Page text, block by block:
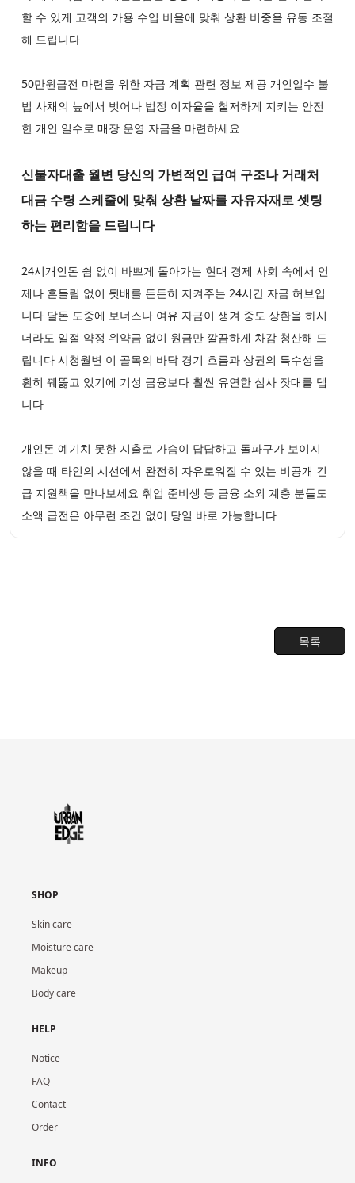
할 수 있게 고객의 가용 수입 비율에 맞춰 상환 비중을 유동 조절
해 드립니다
50만원급전 마련을 위한 자금 계획 관련 정보 제공 개인일수 불
법 사채의 늪에서 벗어나 법정 이자율을 철저하게 지키는 안전
한 개인 일수로 매장 운영 자금을 마련하세요
신불자대출 월변 당신의 가변적인 급여 구조나 거래처
대금 수령 스케줄에 맞춰 상환 날짜를 자유자재로 셋팅
하는 편리함을 드립니다
24시개인돈 쉼 없이 바쁘게 돌아가는 현대 경제 사회 속에서 언
제나 흔들림 없이 뒷배를 든든히 지켜주는 24시간 자금 허브입
니다 달돈 도중에 보너스나 여유 자금이 생겨 중도 상환을 하시
더라도 일절 약정 위약금 없이 원금만 깔끔하게 차감 청산해 드
립니다 시청월변 이 골목의 바닥 경기 흐름과 상권의 특수성을
훤히 꿰뚫고 있기에 기성 금융보다 훨씬 유연한 심사 잣대를 댑
니다
개인돈 예기치 못한 지출로 가슴이 답답하고 돌파구가 보이지
않을 때 타인의 시선에서 완전히 자유로워질 수 있는 비공개 긴
급 지원책을 만나보세요 취업 준비생 등 금융 소외 계층 분들도
소액 급전은 아무런 조건 없이 당일 바로 가능합니다
목록
SHOP
Skin care
Moisture care
Makeup
Body care
HELP
Notice
FAQ
Contact
Order
INFO